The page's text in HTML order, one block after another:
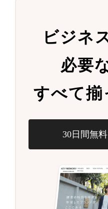
ビジネ
必要
すべて揃
30日間無